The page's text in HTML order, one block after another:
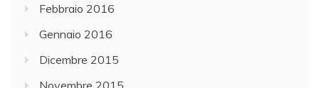
Febbraio 2016
Gennaio 2016
Dicembre 2015
Novembre 2015